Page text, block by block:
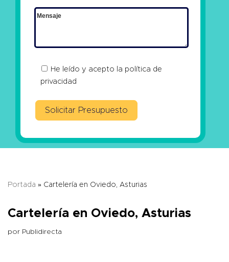
He leído y acepto la política de
privacidad
Portada » Cartelería en Oviedo, Asturias
Cartelería en Oviedo, Asturias
por Publidirecta